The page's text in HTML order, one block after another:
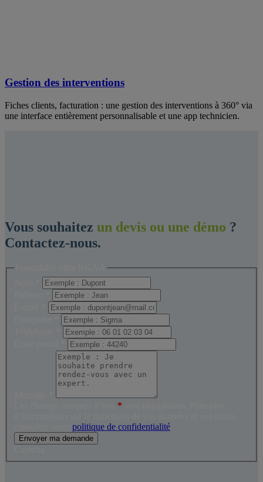
Gestion des interventions
Fiches clients, facturation : une gestion des interventions à 360° via
une interface entièrement personnalisable et une app technicien.
Vous souhaitez un devis ou une démo ?
Contactez-nous.
*
politique de confidentialité
Envoyer ma demande